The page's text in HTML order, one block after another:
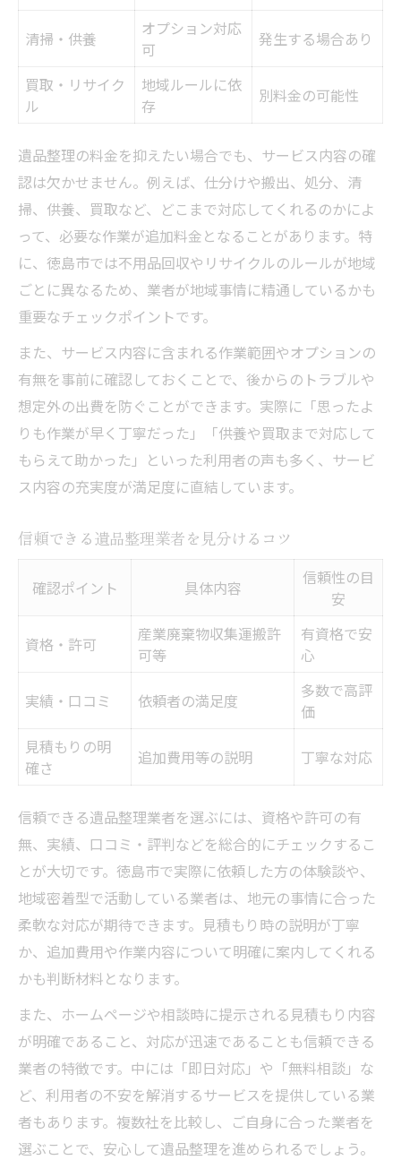
清掃・供養
オプション対応
可
発生する場合あり
買取・リサイク
ル
地域ルールに依
存
別料金の可能性
遺品整理の料金を抑えたい場合でも、サービス内容の確
認は欠かせません。例えば、仕分けや搬出、処分、清
掃、供養、買取など、どこまで対応してくれるのかによ
って、必要な作業が追加料金となることがあります。特
に、徳島市では不用品回収やリサイクルのルールが地域
ごとに異なるため、業者が地域事情に精通しているかも
重要なチェックポイントです。
また、サービス内容に含まれる作業範囲やオプションの
有無を事前に確認しておくことで、後からのトラブルや
想定外の出費を防ぐことができます。実際に「思ったよ
りも作業が早く丁寧だった」「供養や買取まで対応して
もらえて助かった」といった利用者の声も多く、サービ
ス内容の充実度が満足度に直結しています。
信頼できる遺品整理業者を見分けるコツ
確認ポイント 具体内容
信頼性の目
安
資格・許可
産業廃棄物収集運搬許
可等
有資格で安
心
実績・口コミ 依頼者の満足度
多数で高評
価
見積もりの明
確さ
追加費用等の説明 丁寧な対応
信頼できる遺品整理業者を選ぶには、資格や許可の有
無、実績、口コミ・評判などを総合的にチェックするこ
とが大切です。徳島市で実際に依頼した方の体験談や、
地域密着型で活動している業者は、地元の事情に合った
柔軟な対応が期待できます。見積もり時の説明が丁寧
か、追加費用や作業内容について明確に案内してくれる
かも判断材料となります。
また、ホームページや相談時に提示される見積もり内容
が明確であること、対応が迅速であることも信頼できる
業者の特徴です。中には「即日対応」や「無料相談」な
ど、利用者の不安を解消するサービスを提供している業
者もあります。複数社を比較し、ご自身に合った業者を
選ぶことで、安心して遺品整理を進められるでしょう。